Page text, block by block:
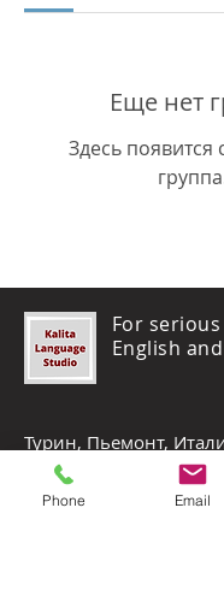
Еще нет
Здесь появится
For
English
Турин, Пьемонт,
+372-5910-2167
Phone Email